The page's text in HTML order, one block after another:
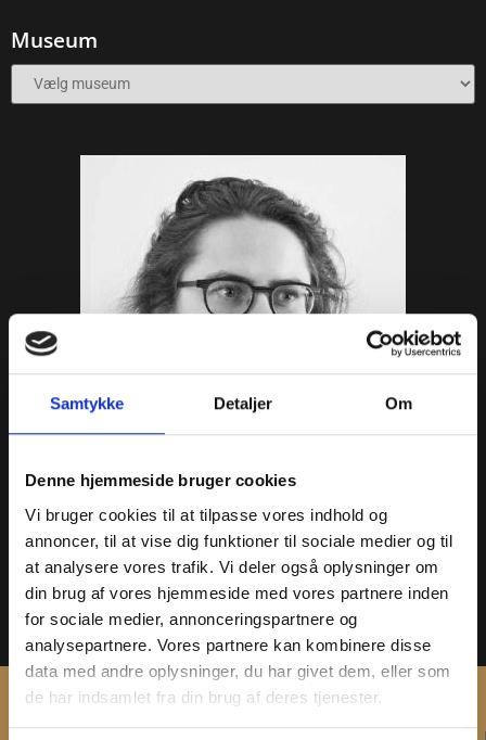
Samtykke Detaljer Om
Denne hjemmeside bruger cookies
Vi bruger cookies til at tilpasse vores indhold og
annoncer, til at vise dig funktioner til sociale medier og til
at analysere vores trafik. Vi deler også oplysninger om
din brug af vores hjemmeside med vores partnere inden
for sociale medier, annonceringspartnere og
analysepartnere. Vores partnere kan kombinere disse
data med andre oplysninger, du har givet dem, eller som
de har indsamlet fra din brug af deres tjenester.
Museum
Sara Lea Kronvang
Arkæolog
+45 25 52 83 05
slk@vestmuseum.dk